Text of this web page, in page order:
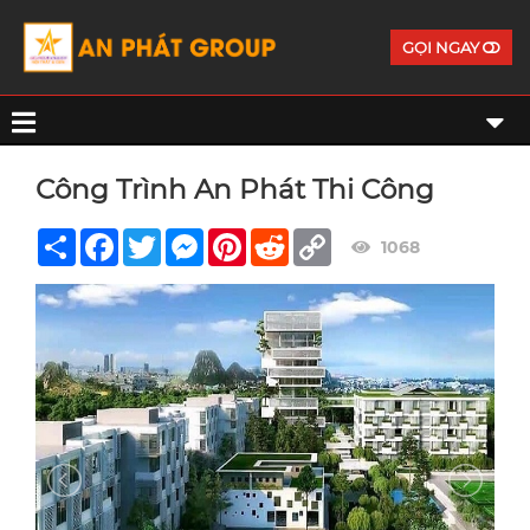
GỌI NGAY
Công Trình An Phát Thi Công
Share Facebook
TwitterMessengerPinterest
Reddit Copy
Link
1068